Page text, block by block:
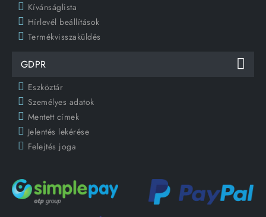
Kívánságlista
Hírlevél beállítások
Termékvisszaküldés
GDPR
Eszköztár
Személyes adatok
Mentett címek
Jelentés lekérése
Felejtés joga